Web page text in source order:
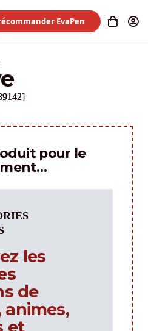
EvaPen
pour le
les
de
animes,